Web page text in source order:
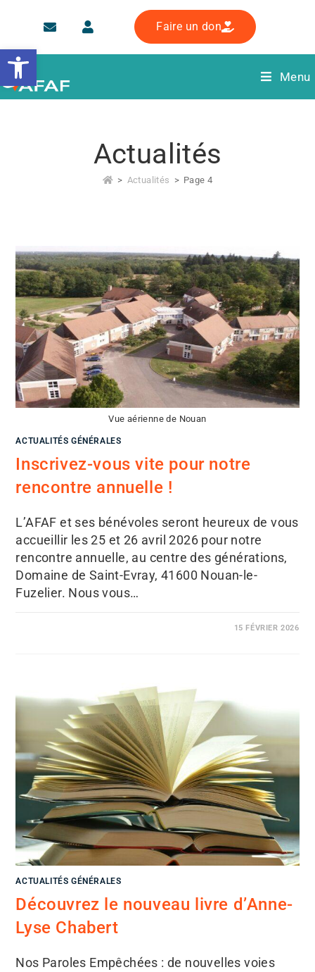
Ouvrir la barre d’outils
Faire un don
Menu
Actualités
> Actualités > Page 4
Vue aérienne de Nouan
ACTUALITÉS GÉNÉRALES
Inscrivez-vous vite pour notre
rencontre annuelle !
L’AFAF et ses bénévoles seront heureux de vous
accueillir les 25 et 26 avril 2026 pour notre
rencontre annuelle, au centre des générations,
Domaine de Saint-Evray, 41600 Nouan-le-
Fuzelier. Nous vous…
15 FÉVRIER 2026
ACTUALITÉS GÉNÉRALES
Découvrez le nouveau livre d’Anne-
Lyse Chabert
Nos Paroles Empêchées : de nouvelles voies